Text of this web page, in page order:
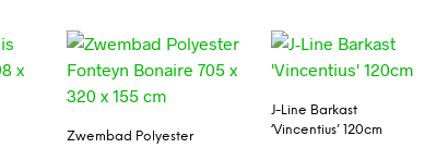
Zwembad Polyester
J-Line Barkast
‘Vincentius’ 120cm